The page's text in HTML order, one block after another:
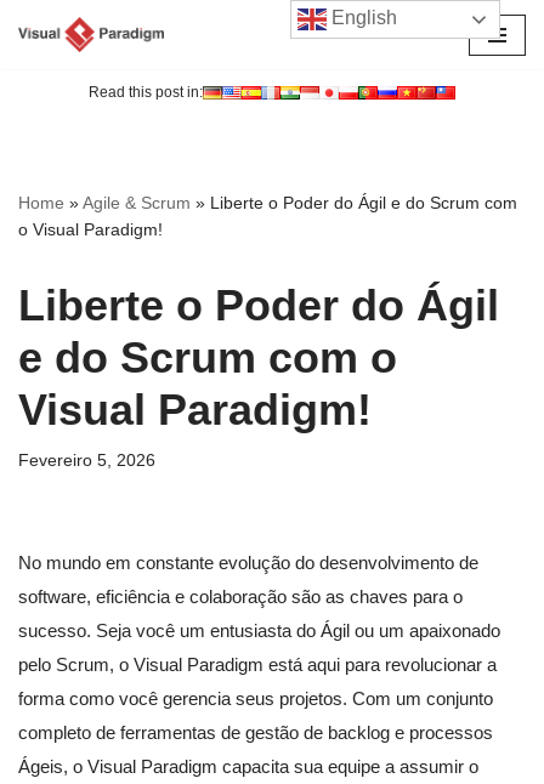
Read this post in:
Home »Agile & Scrum » Liberte o Poder do Ágil e do Scrum com
o Visual Paradigm!
Liberte o Poder do Ágil
e do Scrum com o
Visual Paradigm!
Fevereiro 5, 2026
No mundo em constante evolução do desenvolvimento de
software, eficiência e colaboração são as chaves para o
sucesso. Seja você um entusiasta do Ágil ou um apaixonado
pelo Scrum, o Visual Paradigm está aqui para revolucionar a
forma como você gerencia seus projetos. Com um conjunto
completo de ferramentas de gestão de backlog e processos
Ágeis, o Visual Paradigm capacita sua equipe a assumir o
English